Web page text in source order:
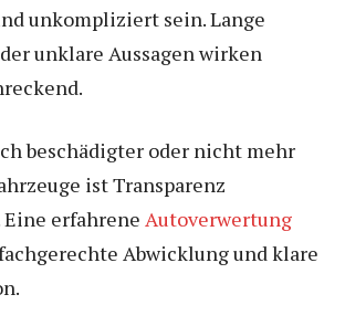
unkompliziert sein. Lange
unklare Aussagen wirken
beschädigter oder nicht mehr
ist Transparenz
erfahrene Autoverwertung
Abwicklung und klare